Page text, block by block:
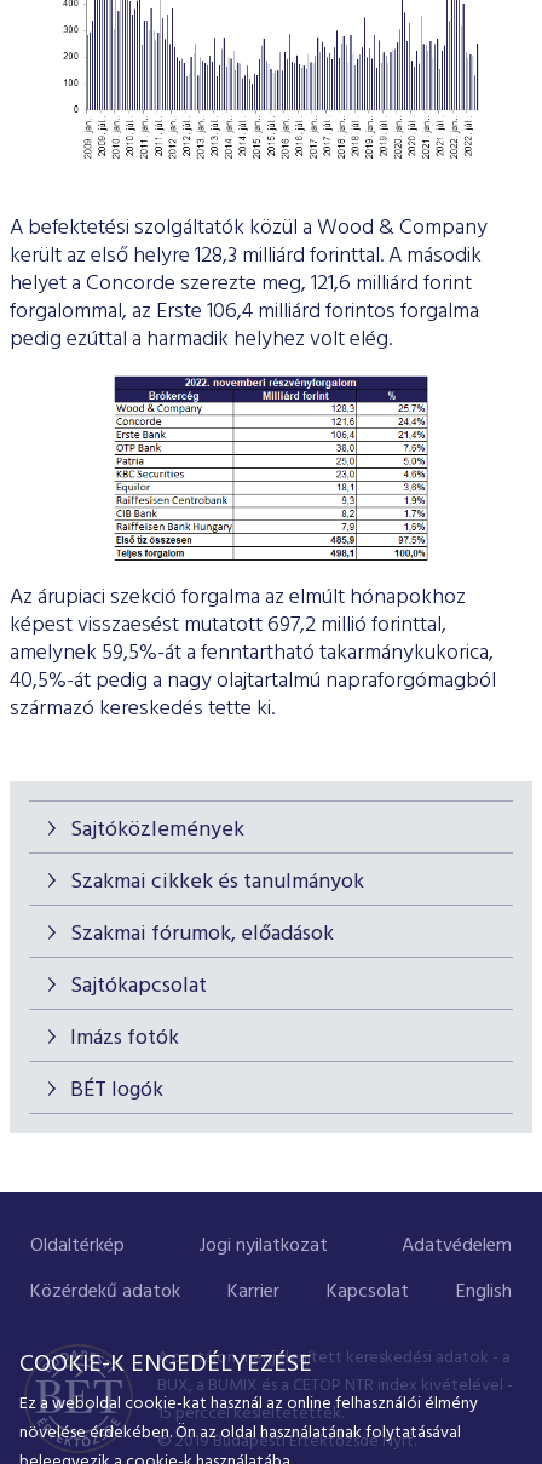
Sajtóközlemények
Szakmai cikkek és tanulmányok
Szakmai fórumok, előadások
Sajtókapcsolat
Imázs fotók
BÉT logók
A befektetési szolgáltatók közül a Wood & Company
került az első helyre 128,3 milliárd forinttal. A második
helyet a Concorde szerezte meg, 121,6 milliárd forint
forgalommal, az Erste 106,4 milliárd forintos forgalma
pedig ezúttal a harmadik helyhez volt elég.
Az árupiaci szekció forgalma az elmúlt hónapokhoz
képest visszaesést mutatott 697,2 millió forinttal,
amelynek 59,5%-át a fenntartható takarmánykukorica,
40,5%-át pedig a nagy olajtartalmú napraforgómagból
származó kereskedés tette ki.
Oldaltérkép Jogi nyilatkozat
Adatvédelem
Közérdekű adatok
Karrier Kapcsolat English
A portálon megjelenített kereskedési adatok - a
BUX, a BUMIX és a CETOP NTR index kivételével -
15 perccel késleltetettek.
© 2019 Budapesti Értéktőzsde Nyrt.
COOKIE-K ENGEDÉLYEZÉSE
Ez a weboldal cookie-kat használ az online felhasználói élmény
növelése érdekében. Ön az oldal használatának folytatásával